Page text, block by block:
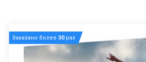
Заказано более 30раз